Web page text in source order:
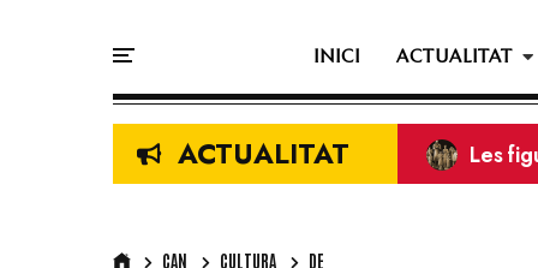
INICI ACTUALITAT
ACTUALITAT Els
CAN CULTURA DE